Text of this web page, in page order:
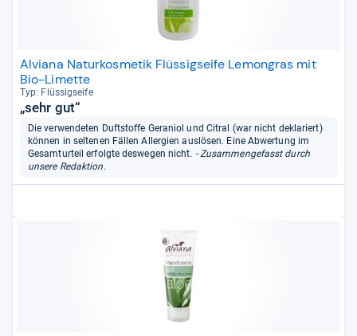
Alviana Naturkosmetik Flüssigseife Lemongras mit
Bio-Limette
Typ: Flüs­sig­seife
„sehr gut“
Die verwendeten Duftstoffe Geraniol und Citral (war nicht deklariert)
können in seltenen Fällen Allergien auslösen. Eine Abwertung im
Gesamturteil erfolgte deswegen nicht. - Zusammengefasst durch
unsere Redaktion.